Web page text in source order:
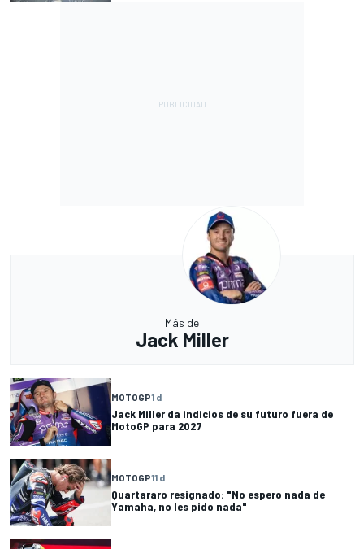
Más de
Jack Miller
MOTOGP1 d
Jack Miller da indicios de su futuro fuera de
MotoGP para 2027
MOTOGP11 d
Quartararo resignado: "No espero nada de
Yamaha, no les pido nada"